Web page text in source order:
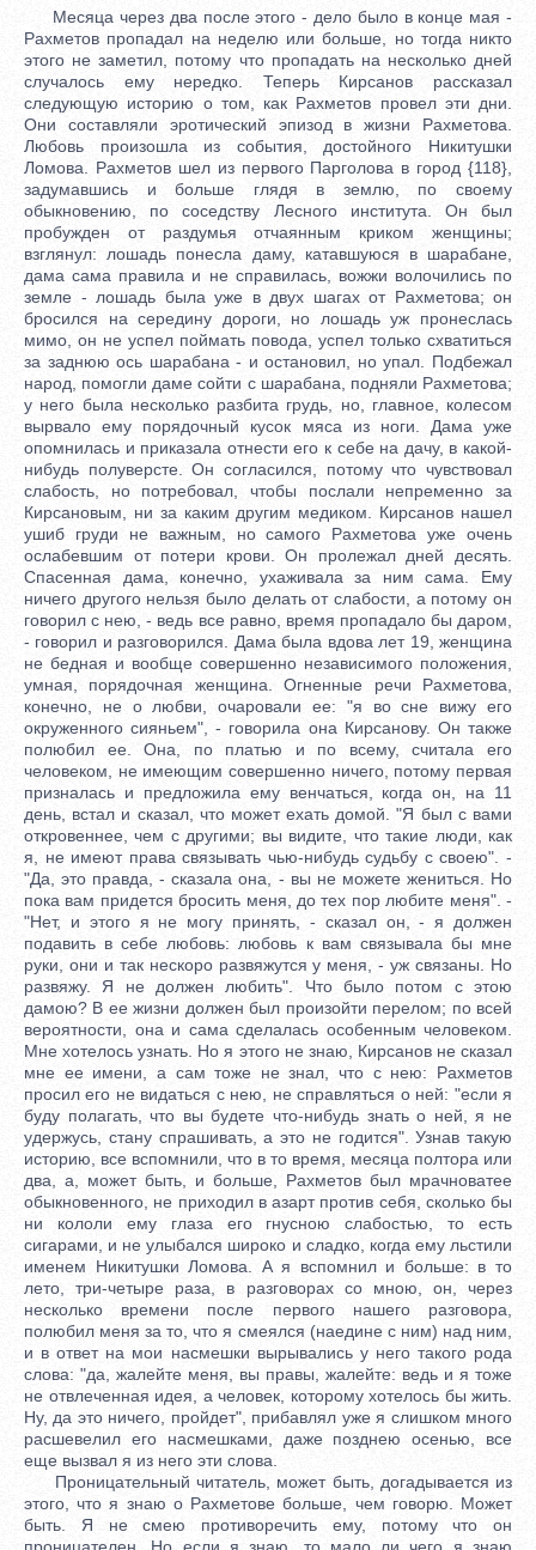
Месяца через два после этого - дело было в конце мая -
Рахметов пропадал на неделю или больше, но тогда никто
этого не заметил, потому что пропадать на несколько дней
случалось ему нередко. Теперь Кирсанов рассказал
следующую историю о том, как Рахметов провел эти дни.
Они составляли эротический эпизод в жизни Рахметова.
Любовь произошла из события, достойного Никитушки
Ломова. Рахметов шел из первого Парголова в город {118},
задумавшись и больше глядя в землю, по своему
обыкновению, по соседству Лесного института. Он был
пробужден от раздумья отчаянным криком женщины;
взглянул: лошадь понесла даму, катавшуюся в шарабане,
дама сама правила и не справилась, вожжи волочились по
земле - лошадь была уже в двух шагах от Рахметова; он
бросился на середину дороги, но лошадь уж пронеслась
мимо, он не успел поймать повода, успел только схватиться
за заднюю ось шарабана - и остановил, но упал. Подбежал
народ, помогли даме сойти с шарабана, подняли Рахметова;
у него была несколько разбита грудь, но, главное, колесом
вырвало ему порядочный кусок мяса из ноги. Дама уже
опомнилась и приказала отнести его к себе на дачу, в какой-
нибудь полуверсте. Он согласился, потому что чувствовал
слабость, но потребовал, чтобы послали непременно за
Кирсановым, ни за каким другим медиком. Кирсанов нашел
ушиб груди не важным, но самого Рахметова уже очень
ослабевшим от потери крови. Он пролежал дней десять.
Спасенная дама, конечно, ухаживала за ним сама. Ему
ничего другого нельзя было делать от слабости, а потому он
говорил с нею, - ведь все равно, время пропадало бы даром,
- говорил и разговорился. Дама была вдова лет 19, женщина
не бедная и вообще совершенно независимого положения,
умная, порядочная женщина. Огненные речи Рахметова,
конечно, не о любви, очаровали ее: "я во сне вижу его
окруженного сияньем", - говорила она Кирсанову. Он также
полюбил ее. Она, по платью и по всему, считала его
человеком, не имеющим совершенно ничего, потому первая
призналась и предложила ему венчаться, когда он, на 11
день, встал и сказал, что может ехать домой. "Я был с вами
откровеннее, чем с другими; вы видите, что такие люди, как
я, не имеют права связывать чью-нибудь судьбу с своею". -
"Да, это правда, - сказала она, - вы не можете жениться. Но
пока вам придется бросить меня, до тех пор любите меня". -
"Нет, и этого я не могу принять, - сказал он, - я должен
подавить в себе любовь: любовь к вам связывала бы мне
руки, они и так нескоро развяжутся у меня, - уж связаны. Но
развяжу. Я не должен любить". Что было потом с этою
дамою? В ее жизни должен был произойти перелом; по всей
вероятности, она и сама сделалась особенным человеком.
Мне хотелось узнать. Но я этого не знаю, Кирсанов не сказал
мне ее имени, а сам тоже не знал, что с нею: Рахметов
просил его не видаться с нею, не справляться о ней: "если я
буду полагать, что вы будете что-нибудь знать о ней, я не
удержусь, стану спрашивать, а это не годится". Узнав такую
историю, все вспомнили, что в то время, месяца полтора или
два, а, может быть, и больше, Рахметов был мрачноватее
обыкновенного, не приходил в азарт против себя, сколько бы
ни кололи ему глаза его гнусною слабостью, то есть
сигарами, и не улыбался широко и сладко, когда ему льстили
именем Никитушки Ломова. А я вспомнил и больше: в то
лето, три-четыре раза, в разговорах со мною, он, через
несколько времени после первого нашего разговора,
полюбил меня за то, что я смеялся (наедине с ним) над ним,
и в ответ на мои насмешки вырывались у него такого рода
слова: "да, жалейте меня, вы правы, жалейте: ведь и я тоже
не отвлеченная идея, а человек, которому хотелось бы жить.
Ну, да это ничего, пройдет", прибавлял уже я слишком много
расшевелил его насмешками, даже позднею осенью, все
еще вызвал я из него эти слова.
Проницательный читатель, может быть, догадывается из
этого, что я знаю о Рахметове больше, чем говорю. Может
быть. Я не смею противоречить ему, потому что он
проницателен. Но если я знаю, то мало ли чего я знаю